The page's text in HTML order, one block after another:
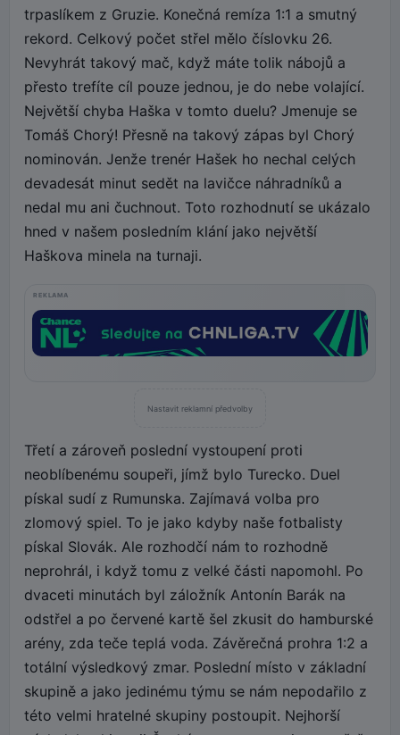
trpaslíkem z Gruzie. Konečná remíza 1:1 a smutný
rekord. Celkový počet střel mělo číslovku 26.
Nevyhrát takový mač, když máte tolik nábojů a
přesto trefíte cíl pouze jednou, je do nebe volající.
Největší chyba Haška v tomto duelu? Jmenuje se
Tomáš Chorý! Přesně na takový zápas byl Chorý
nominován. Jenže trenér Hašek ho nechal celých
devadesát minut sedět na lavičce náhradníků a
nedal mu ani čuchnout. Toto rozhodnutí se ukázalo
hned v našem posledním klání jako největší
Haškova minela na turnaji.
REKLAMA
Nastavit reklamní předvolby
Třetí a zároveň poslední vystoupení proti
neoblíbenému soupeři, jímž bylo Turecko. Duel
pískal sudí z Rumunska. Zajímavá volba pro
zlomový spiel. To je jako kdyby naše fotbalisty
pískal Slovák. Ale rozhodčí nám to rozhodně
neprohrál, i když tomu z velké části napomohl. Po
dvaceti minutách byl záložník Antonín Barák na
odstřel a po červené kartě šel zkusit do hamburské
arény, zda teče teplá voda. Závěrečná prohra 1:2 a
totální výsledkový zmar. Poslední místo v základní
skupině a jako jedinému týmu se nám nepodařilo z
této velmi hratelné skupiny postoupit. Nejhorší